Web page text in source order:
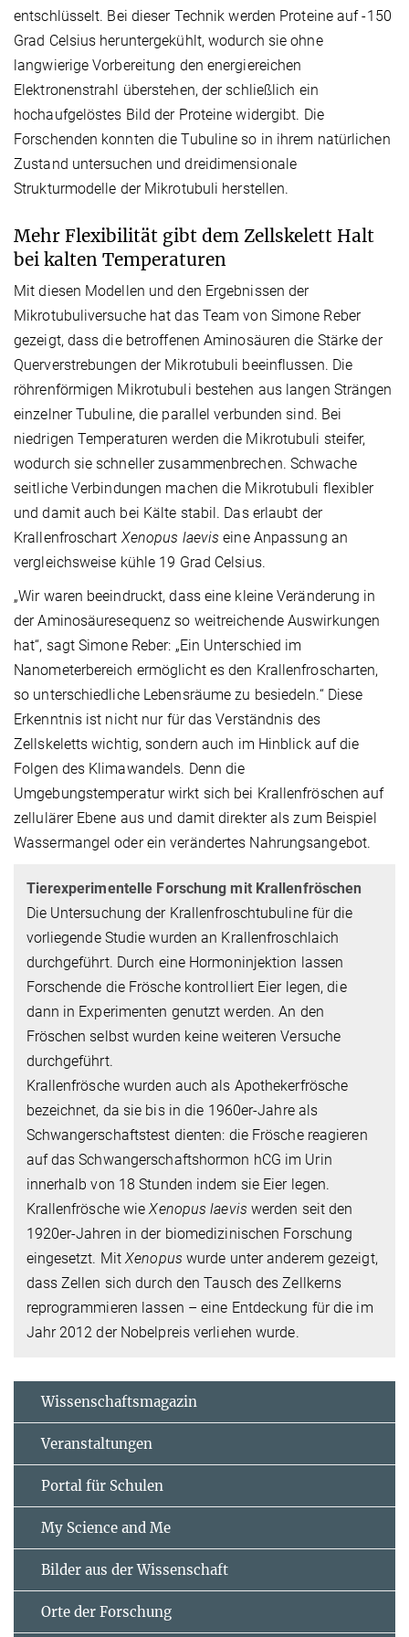
entschlüsselt. Bei dieser Technik werden Proteine auf -150
Grad Celsius heruntergekühlt, wodurch sie ohne
langwierige Vorbereitung den energiereichen
Elektronenstrahl überstehen, der schließlich ein
hochaufgelöstes Bild der Proteine widergibt. Die
Forschenden konnten die Tubuline so in ihrem natürlichen
Zustand untersuchen und dreidimensionale
Strukturmodelle der Mikrotubuli herstellen.
Mehr Flexibilität gibt dem Zellskelett Halt
bei kalten Temperaturen
Mit diesen Modellen und den Ergebnissen der
Mikrotubuliversuche hat das Team von Simone Reber
gezeigt, dass die betroffenen Aminosäuren die Stärke der
Querverstrebungen der Mikrotubuli beeinflussen. Die
röhrenförmigen Mikrotubuli bestehen aus langen Strängen
einzelner Tubuline, die parallel verbunden sind. Bei
niedrigen Temperaturen werden die Mikrotubuli steifer,
wodurch sie schneller zusammenbrechen. Schwache
seitliche Verbindungen machen die Mikrotubuli flexibler
und damit auch bei Kälte stabil. Das erlaubt der
Krallenfroschart Xenopus laevis eine Anpassung an
vergleichsweise kühle 19 Grad Celsius.
„Wir waren beeindruckt, dass eine kleine Veränderung in
der Aminosäuresequenz so weitreichende Auswirkungen
hat“, sagt Simone Reber: „Ein Unterschied im
Nanometerbereich ermöglicht es den Krallenfroscharten,
so unterschiedliche Lebensräume zu besiedeln.“ Diese
Erkenntnis ist nicht nur für das Verständnis des
Zellskeletts wichtig, sondern auch im Hinblick auf die
Folgen des Klimawandels. Denn die
Umgebungstemperatur wirkt sich bei Krallenfröschen auf
zellulärer Ebene aus und damit direkter als zum Beispiel
Wassermangel oder ein verändertes Nahrungsangebot.
Tierexperimentelle Forschung mit Krallenfröschen
Die Untersuchung der Krallenfroschtubuline für die
vorliegende Studie wurden an Krallenfroschlaich
durchgeführt. Durch eine Hormoninjektion lassen
Forschende die Frösche kontrolliert Eier legen, die
dann in Experimenten genutzt werden. An den
Fröschen selbst wurden keine weiteren Versuche
durchgeführt.
Krallenfrösche wurden auch als Apothekerfrösche
bezeichnet, da sie bis in die 1960er-Jahre als
Schwangerschaftstest dienten: die Frösche reagieren
auf das Schwangerschaftshormon hCG im Urin
innerhalb von 18 Stunden indem sie Eier legen.
Krallenfrösche wieXenopus laevis werden seit den
1920er-Jahren in der biomedizinischen Forschung
eingesetzt. MitXenopus wurde unter anderem gezeigt,
dass Zellen sich durch den Tausch des Zellkerns
reprogrammieren lassen – eine Entdeckung für die im
Jahr 2012 der Nobelpreis verliehen wurde.
Wissenschaftsmagazin
Veranstaltungen
Portal für Schulen
My Science and Me
Bilder aus der Wissenschaft
Orte der Forschung